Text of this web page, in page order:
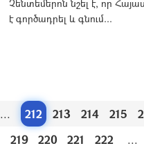
Չենտեմերոն նշել է, որ
է գործադրել և գնում...
... 212 213 214 215
219
220 221 222 ...